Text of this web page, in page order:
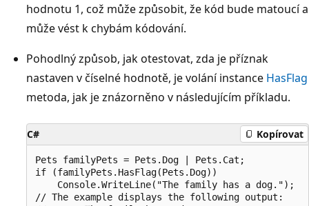
hodnotu 1, což může způsobit, že kód bude matoucí a
může vést k chybám kódování.
Pohodlný způsob, jak otestovat, zda je příznak
nastaven v číselné hodnotě, je volání instance HasFlag
metoda, jak je znázorněno v následujícím příkladu.
C# Kopírovat
Pets familyPets = Pets.Dog | Pets.Cat;
if (familyPets.HasFlag(Pets.Dog))
    Console.WriteLine("The family has a dog.");
// The example displays the following output: